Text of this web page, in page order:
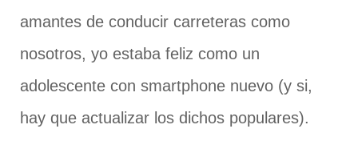
amantes de conducir carreteras como
nosotros, yo estaba feliz como un
adolescente con smartphone nuevo (y si,
hay que actualizar los dichos populares).